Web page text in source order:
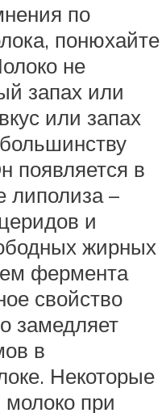
по
понюхайте
не
запах или
или запах
появляется в
липолиза –
и
жирных
фермента
свойство
замедляет
в
Некоторые
молоко при